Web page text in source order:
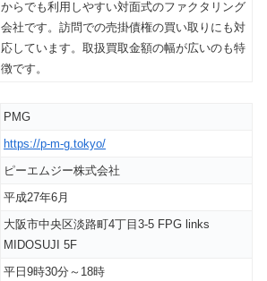
からでも利用しやすい対面式のファクタリング
会社です。訪問での売掛債権の買い取りにも対
応しています。取扱買取金額の幅が広いのも特
徴です。
PMG
https://p-m-g.tokyo/
ピーエムジー株式会社
平成27年6月
大阪市中央区淡路町4丁目3-5 FPG links
MIDOSUJI 5F
平日9時30分～18時